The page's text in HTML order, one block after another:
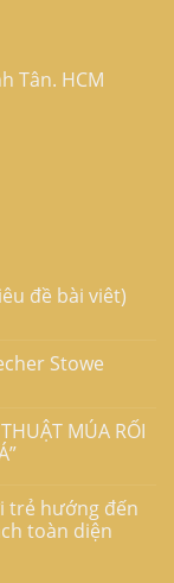
Tân. HCM
đề bài viêt)
Stowe
MÚA RỐI
trẻ hướng đến
toàn diện